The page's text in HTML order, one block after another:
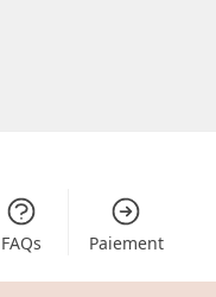
FAQs Paiement